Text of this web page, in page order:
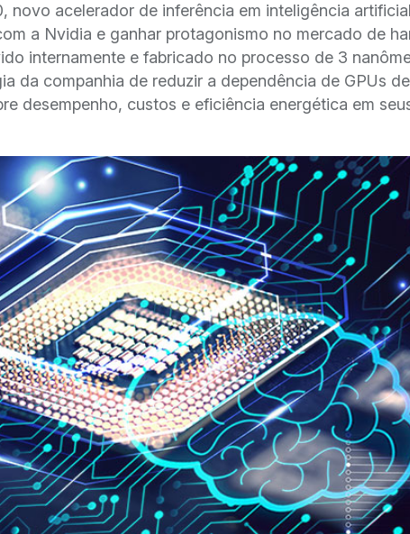
novo acelerador de inferência em inteligência
a Nvidia e ganhar protagonismo no mercado de
internamente e fabricado no processo de 3
da companhia de reduzir a dependência de GPUs de
desempenho, custos e eficiência energética em